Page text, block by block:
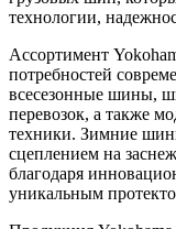
технологии,
Ассортимент
потребностей
всесезонные шины,
перевозок, а также
техники. Зимние
сцеплением на
благодаря
уникальным